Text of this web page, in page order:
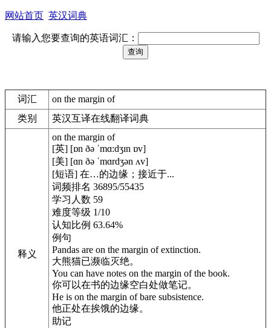
网站首页 英汉词典
请输入您要查询的英语词汇：
词汇
on the margin of
类别
英汉互译在线翻译词典
释义
on the margin of
[英] [ɒn ðə ˈmɑ:dʒɪn ɒv]
[美] [ɑn ðə ˈmɑrdʒən ʌv]
[短语] 在…的边缘；接近于...
词频排名 36895/55435
学习人数 59
难度等级 1/10
认知比例 63.64%
例句
Pandas are on the margin of extinction.
大熊猫已濒临灭绝。
You can have notes on the margin of the book.
你可以在书的边缘空白处做笔记。
He is on the margin of bare subsistence.
他正处在挨饿的边缘。
助记